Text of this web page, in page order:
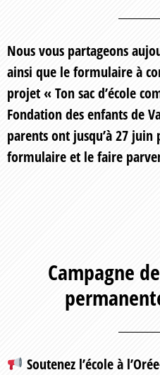
Nous vous partageons
ainsi que le formulaire à
projet « Ton sac d’école
Fondation des enfants de
parents ont jusqu’à 27
formulaire et le faire
Campagne
Soutenez l’école à